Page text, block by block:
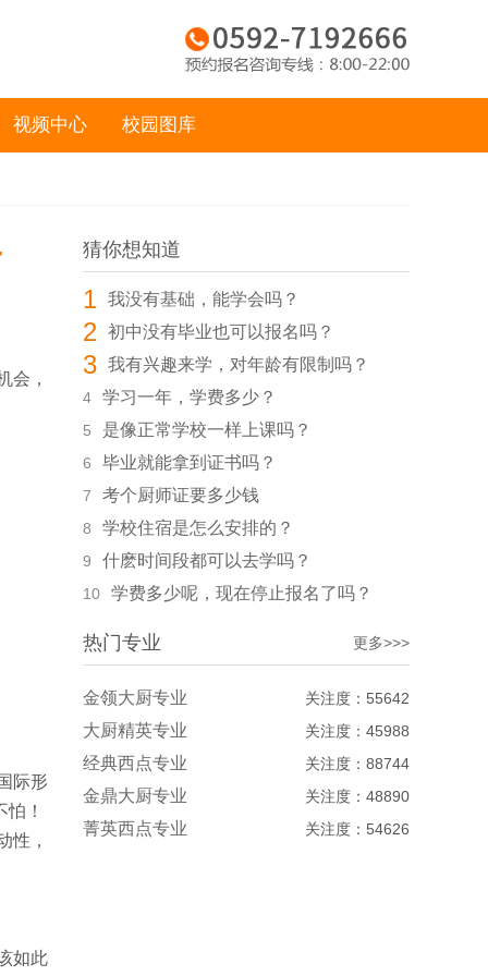
视频中心 校园图库
会，
际形
！
性，
如此
猜你想知道
1 我没有基础，能学会吗？
2 初中没有毕业也可以报名吗？
3 我有兴趣来学，对年龄有限制吗？
4 学习一年，学费多少？
5 是像正常学校一样上课吗？
6 毕业就能拿到证书吗？
7 考个厨师证要多少钱
8 学校住宿是怎么安排的？
9 什麽时间段都可以去学吗？
10 学费多少呢，现在停止报名了吗？
热门专业 更多>>>
金领大厨专业 关注度：55642
大厨精英专业 关注度：45988
经典西点专业 关注度：88744
金鼎大厨专业 关注度：48890
菁英西点专业 关注度：54626